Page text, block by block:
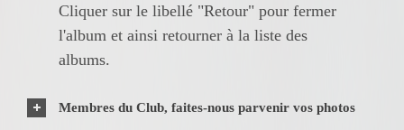
Cliquer sur le libellé "Retour" pour fermer
l'album et ainsi retourner à la liste des
albums.
Membres du Club, faites-nous parvenir vos photos